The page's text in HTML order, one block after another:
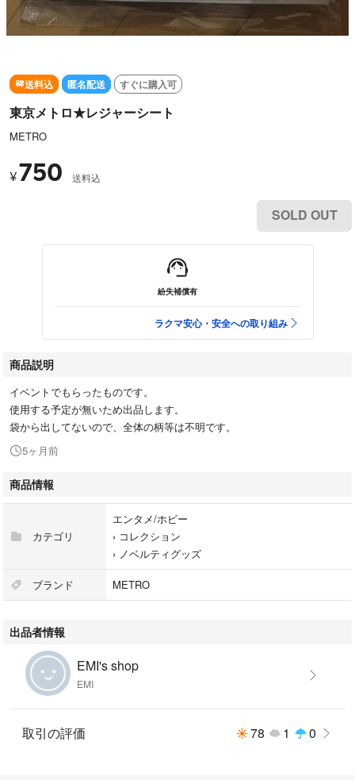
送料込 匿名配送 すぐに購入可
東京メトロ★レジャーシート
METRO
¥750 送料込
SOLD OUT
紛失補償有
ラクマ安心・安全への取り組み
商品説明
イベントでもらったものです。
使用する予定が無いため出品します。
袋から出してないので、全体の柄等は不明です。
5ヶ月前
商品情報
カテゴリ
エンタメ/ホビー
› コレクション
› ノベルティグッズ
ブランド METRO
出品者情報
EMI's shop
EMI
取引の評価 78 1 0